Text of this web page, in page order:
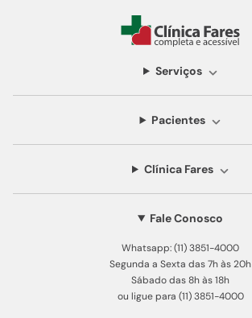
Serviços
Pacientes
Clínica Fares
Fale Conosco
Whatsapp: (11) 3851-4000
Segunda a Sexta das 7h às 20h
Sábado das 8h às 18h
ou ligue para (11) 3851-4000